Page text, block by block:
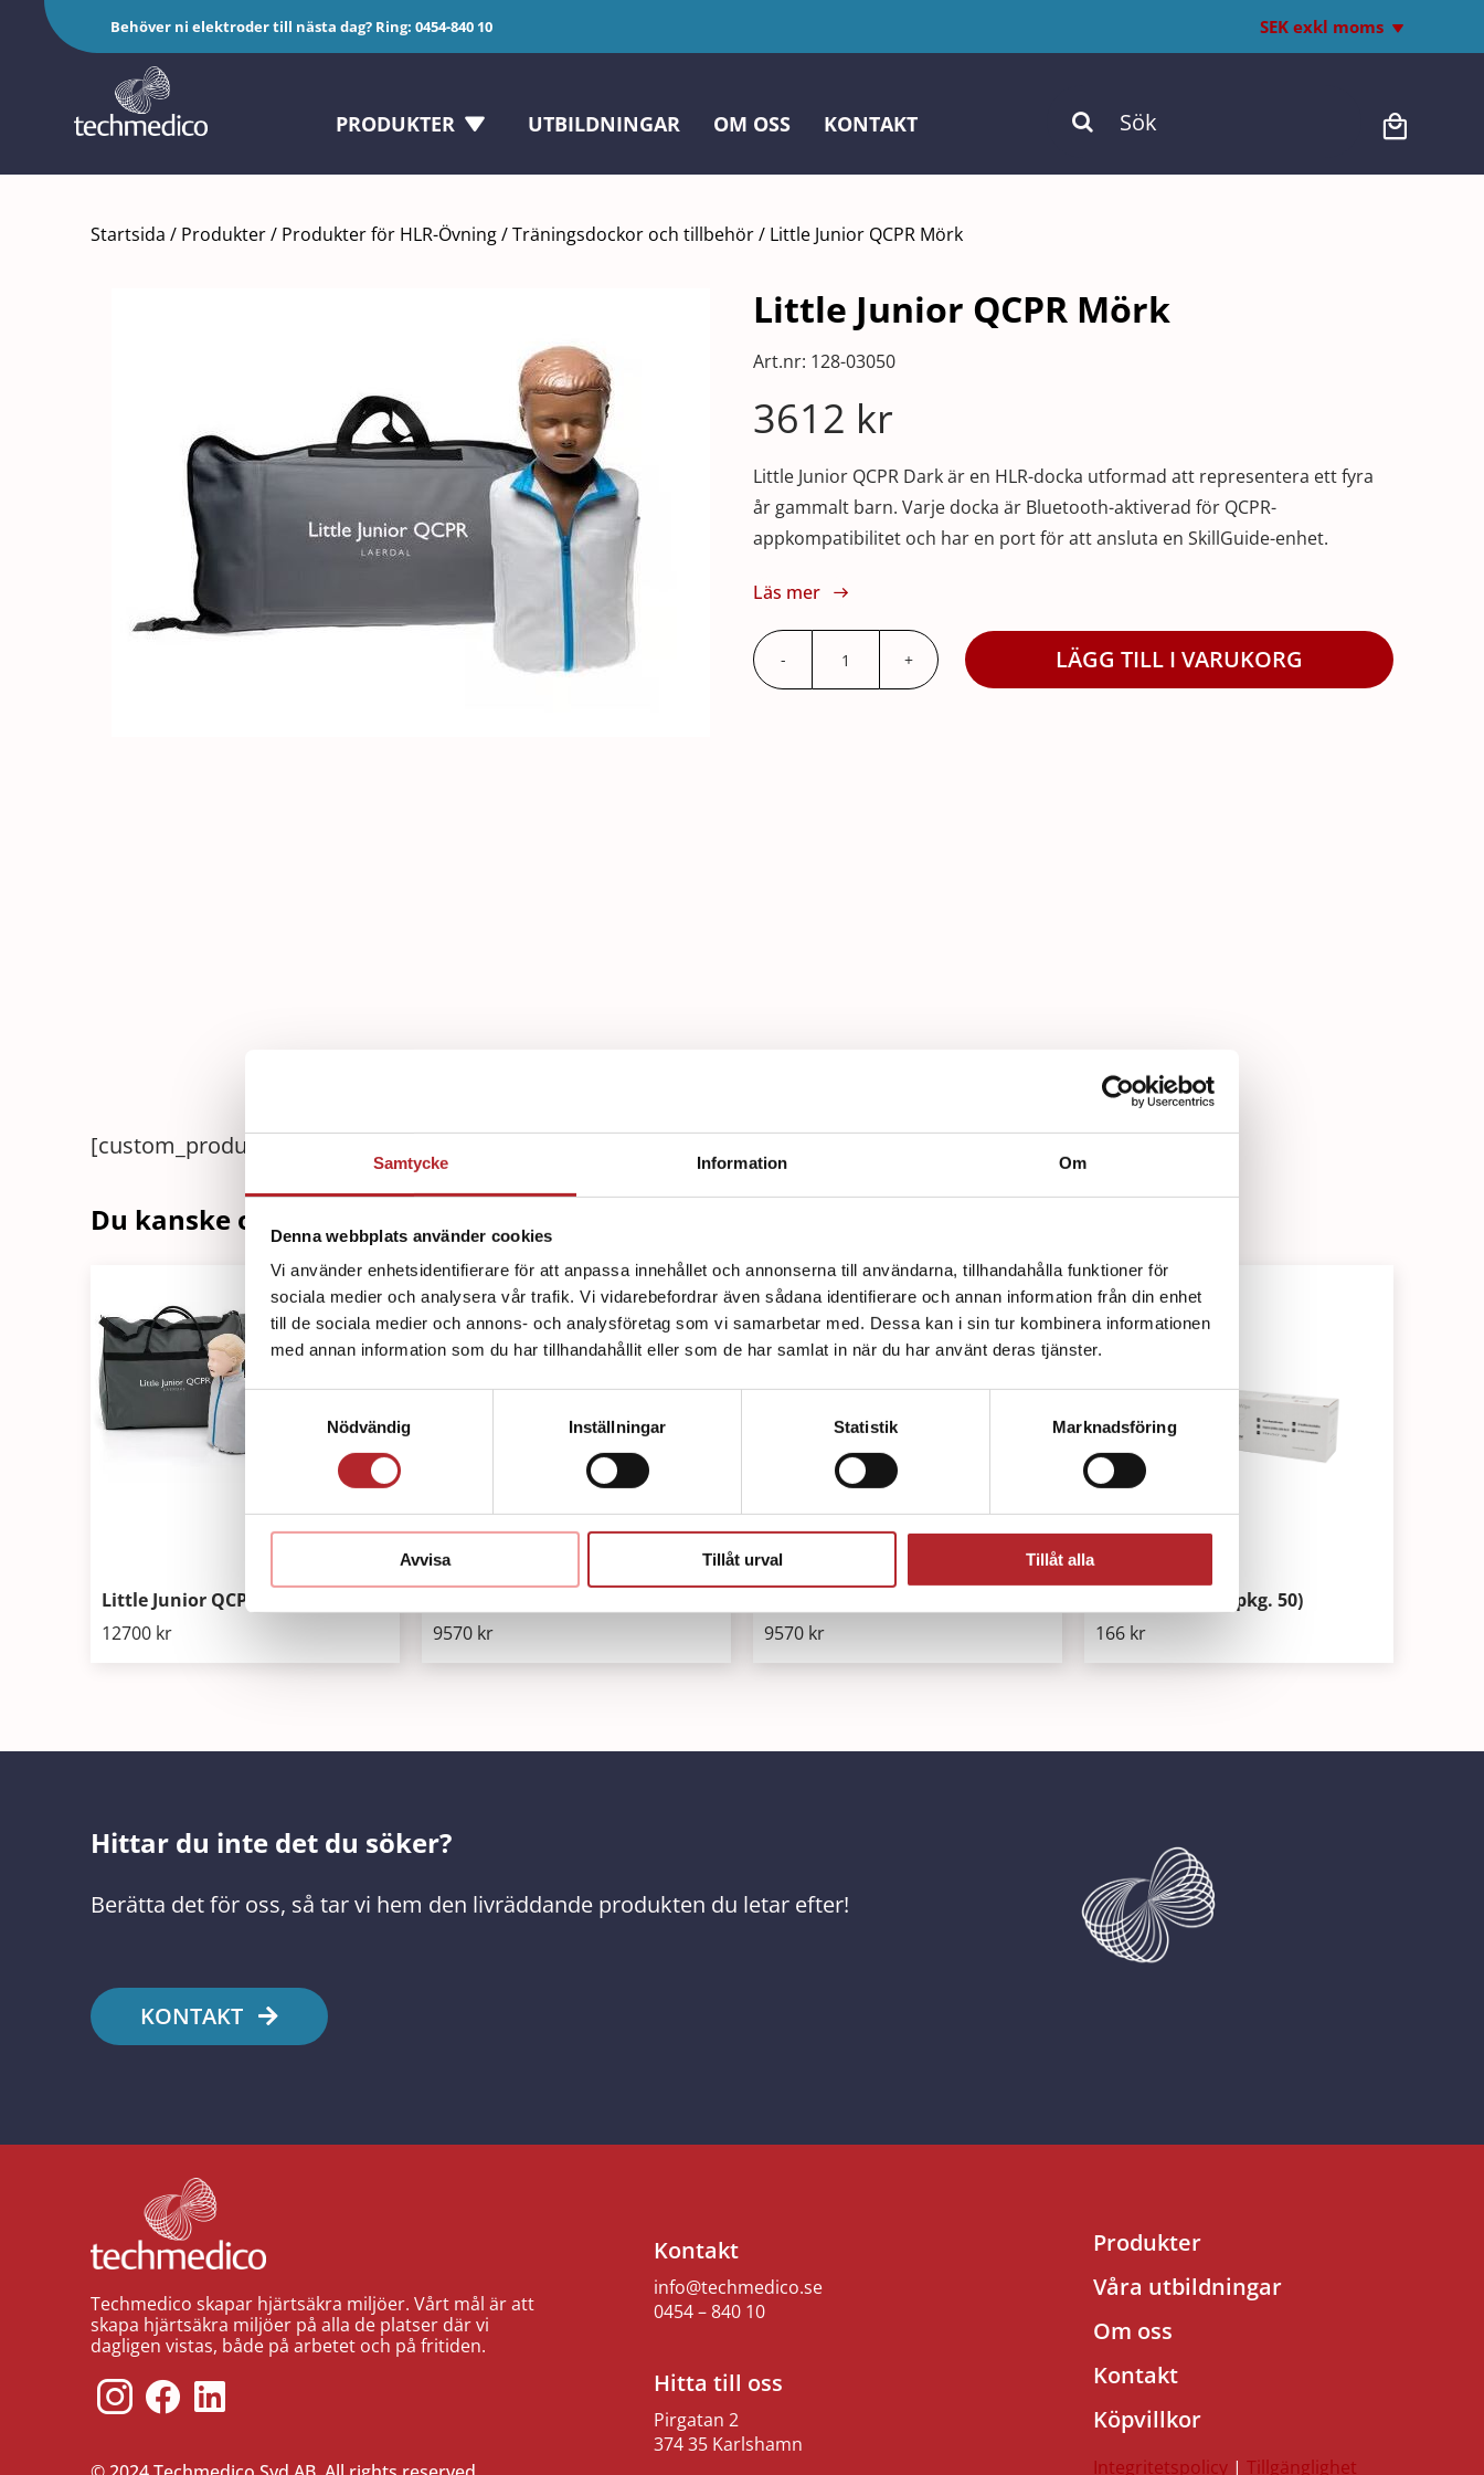
Samtycke Information Om
Denna webbplats använder cookies
Vi använder enhetsidentifierare för att anpassa innehållet och annonserna till användarna, tillhandahålla funktioner för
sociala medier och analysera vår trafik. Vi vidarebefordrar även sådana identifierare och annan information från din enhet
till de sociala medier och annons- och analysföretag som vi samarbetar med. Dessa kan i sin tur kombinera informationen
med annan information som du har tillhandahållit eller som de har samlat in när du har använt deras tjänster.
Nödvändig
Inställningar Statistik Marknadsföring
Avvisa Tillåt urval Tillåt alla
Fortsätt
Behöver ni elektroder till nästa dag? Ring:0454-840 10 SEK exkl moms
PRODUKTER UTBILDNINGAR OM OSS KONTAKT
efter:
Startsida / Produkter/ Produkter för HLR-Övning/Träningsdockor och tillbehör/ Little Junior QCPR Mörk
Little Junior QCPR Mörk
Art.nr: 128-03050
3612 kr
Little Junior QCPR Dark är en HLR-docka utformad att representera ett fyra
år gammalt barn. Varje docka är Bluetooth-aktiverad för QCPR-
appkompatibilitet och har en port för att ansluta en SkillGuide-enhet.
Läs mer
Little
LÄGG TILL I VARUKORG
[custom_product_description]
Du kanske också är intresserad av:
Little Junior QCPR Ljus 4-pack
12700 kr
9570 kr
9570 kr
Manikin Wipes (pkg. 50)
166 kr
Hittar du inte det du söker?
Berätta det för oss, så tar vi hem den livräddande produkten du letar efter!
KONTAKT
Techmedico skapar hjärtsäkra miljöer. Vårt mål är att
skapa hjärtsäkra miljöer på alla de platser där vi
dagligen vistas, både på arbetet och på fritiden.
Kontakt
info@techmedico.se
0454 – 840 10
Hitta till oss
Pirgatan 2
374 35 Karlshamn
Produkter
Våra utbildningar
Om oss
Kontakt
Köpvillkor
Integritetspolicy |Tillgänglighet